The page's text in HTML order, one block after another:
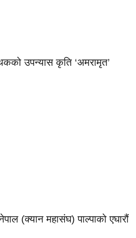
उपन्यास कृति ‘अमरामृत’
(क्यान महासंघ) पाल्पाको एघारौं